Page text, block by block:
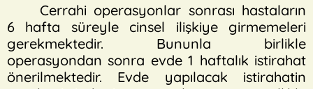
Cerrahi operasyonlar sonrası hastaların
6 hafta süreyle cinsel ilişkiye girmemeleri
gerekmektedir. Bununla birlikle
operasyondan sonra evde 1 haftalık istirahat
önerilmektedir. Evde yapılacak istirahatin